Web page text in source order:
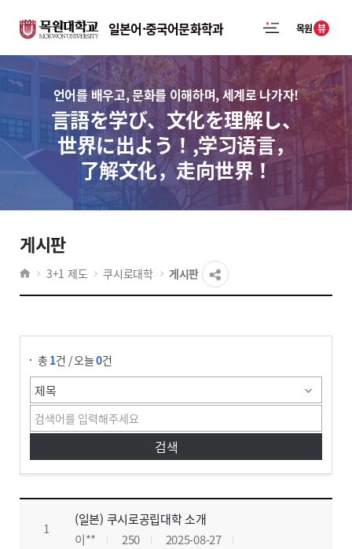
일본어·중국어문화학과 목원 뷰
언어를 배우고, 문화를 이해하며, 세계로 나가자!
言語を学び、文化を理解し、
世界に出よう！,学习语言，
了解文化，走向世界！
게시판
3+1 제도 쿠시로대학 게시판
총1 건 / 오늘0건
게시판
1
(일본) 쿠시로공립대학 소개
이**
250 2025-08-27